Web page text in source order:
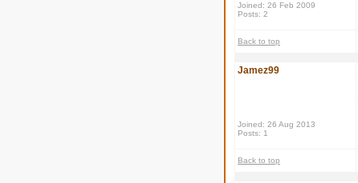
Joined: 26 Feb 2009
Posts: 2
Back to top
Jamez99
Joined: 26 Aug 2013
Posts: 1
Back to top